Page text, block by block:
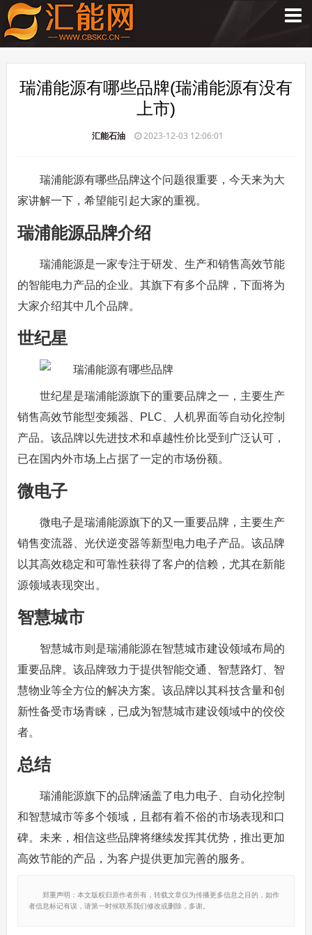
瑞浦能源有哪些品牌(瑞浦能源有没有
上市)
汇能石油 2023-12-03 12:06:01
瑞浦能源有哪些品牌这个问题很重要，今天来为大
家讲解一下，希望能引起大家的重视。
瑞浦能源品牌介绍
瑞浦能源是一家专注于研发、生产和销售高效节能
的智能电力产品的企业。其旗下有多个品牌，下面将为
大家介绍其中几个品牌。
世纪星
世纪星是瑞浦能源旗下的重要品牌之一，主要生产
销售高效节能型变频器、PLC、人机界面等自动化控制
产品。该品牌以先进技术和卓越性价比受到广泛认可，
已在国内外市场上占据了一定的市场份额。
微电子
微电子是瑞浦能源旗下的又一重要品牌，主要生产
销售变流器、光伏逆变器等新型电力电子产品。该品牌
以其高效稳定和可靠性获得了客户的信赖，尤其在新能
源领域表现突出。
智慧城市
智慧城市则是瑞浦能源在智慧城市建设领域布局的
重要品牌。该品牌致力于提供智能交通、智慧路灯、智
慧物业等全方位的解决方案。该品牌以其科技含量和创
新性备受市场青睐，已成为智慧城市建设领域中的佼佼
者。
总结
瑞浦能源旗下的品牌涵盖了电力电子、自动化控制
和智慧城市等多个领域，且都有着不俗的市场表现和口
碑。未来，相信这些品牌将继续发挥其优势，推出更加
高效节能的产品，为客户提供更加完善的服务。
郑重声明：本文版权归原作者所有，转载文章仅为传播更多信息之目的，如作
者信息标记有误，请第一时候联系我们修改或删除，多谢。